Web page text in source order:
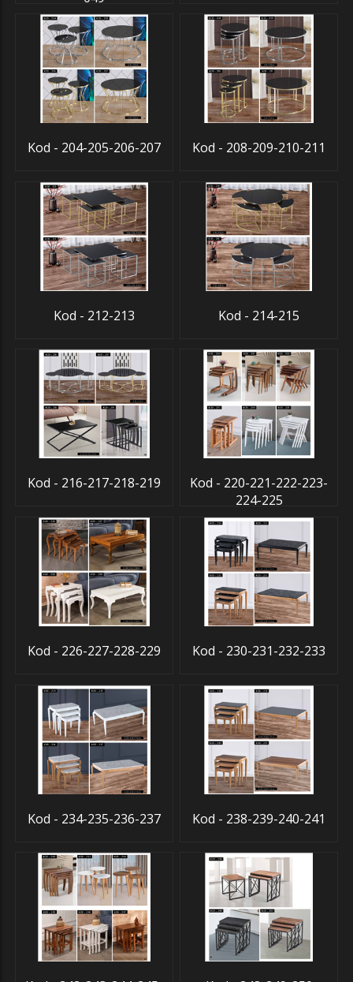
Kod - 204-205-206-207 Kod - 208-209-210-211
Kod - 212-213 Kod - 214-215
Kod - 216-217-218-219
Kod - 220-221-222-223-
224-225
Kod - 226-227-228-229 Kod - 230-231-232-233
Kod - 234-235-236-237 Kod - 238-239-240-241